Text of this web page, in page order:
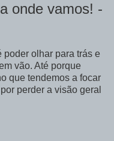
onde vamos! -
poder olhar para trás e
vão. Até porque
que tendemos a focar
perder a visão geral